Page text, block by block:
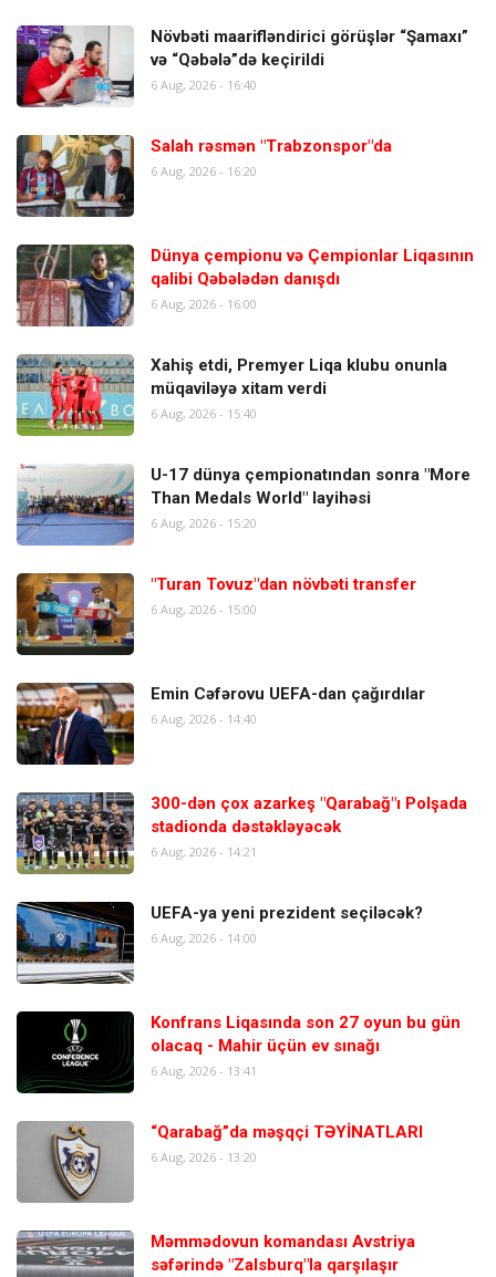
Növbəti maarifləndirici görüşlər “Şamaxı”
və “Qəbələ”də keçirildi
6 Aug, 2026 - 16:40
Salah rəsmən "Trabzonspor"da
6 Aug, 2026 - 16:20
Dünya çempionu və Çempionlar Liqasının
qalibi Qəbələdən danışdı
6 Aug, 2026 - 16:00
Xahiş etdi, Premyer Liqa klubu onunla
müqaviləyə xitam verdi
6 Aug, 2026 - 15:40
U-17 dünya çempionatından sonra "More
Than Medals World" layihəsi
6 Aug, 2026 - 15:20
"Turan Tovuz"dan növbəti transfer
6 Aug, 2026 - 15:00
Emin Cəfərovu UEFA-dan çağırdılar
6 Aug, 2026 - 14:40
300-dən çox azarkeş "Qarabağ"ı Polşada
stadionda dəstəkləyəcək
6 Aug, 2026 - 14:21
UEFA-ya yeni prezident seçiləcək?
6 Aug, 2026 - 14:00
Konfrans Liqasında son 27 oyun bu gün
olacaq - Mahir üçün ev sınağı
6 Aug, 2026 - 13:41
“Qarabağ”da məşqçi TƏYİNATLARI
6 Aug, 2026 - 13:20
Məmmədovun komandası Avstriya
səfərində "Zalsburq"la qarşılaşır